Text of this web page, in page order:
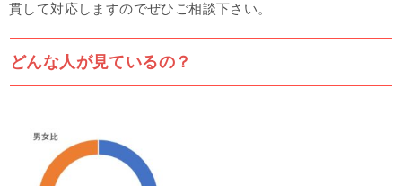
貫して対応しますのでぜひご相談下さい。
どんな人が見ているの？